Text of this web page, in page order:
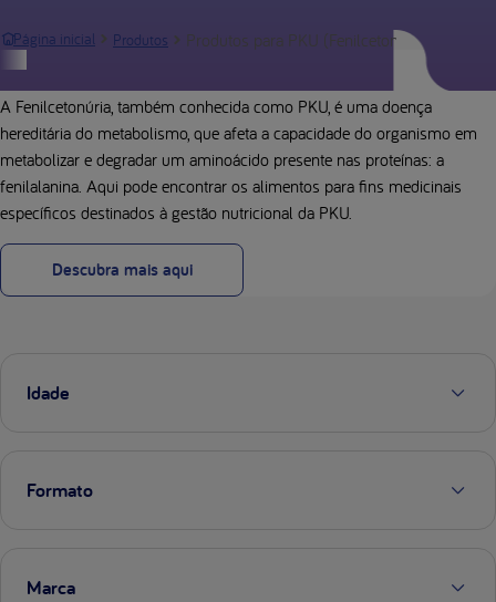
Página inicial Produtos Produtos para PKU (Fenilcetonúria)
Fenilcetonúria (PKU)
A Fenilcetonúria, também conhecida como PKU, é uma doença
hereditária do metabolismo, que afeta a capacidade do organismo em
metabolizar e degradar um aminoácido presente nas proteínas: a
fenilalanina. Aqui pode encontrar os alimentos para fins medicinais
específicos destinados à gestão nutricional da PKU.
Descubra mais aqui
Idade
Formato
Marca